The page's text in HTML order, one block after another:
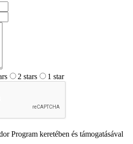
2 stars 1 star
Program keretében és támogatásával